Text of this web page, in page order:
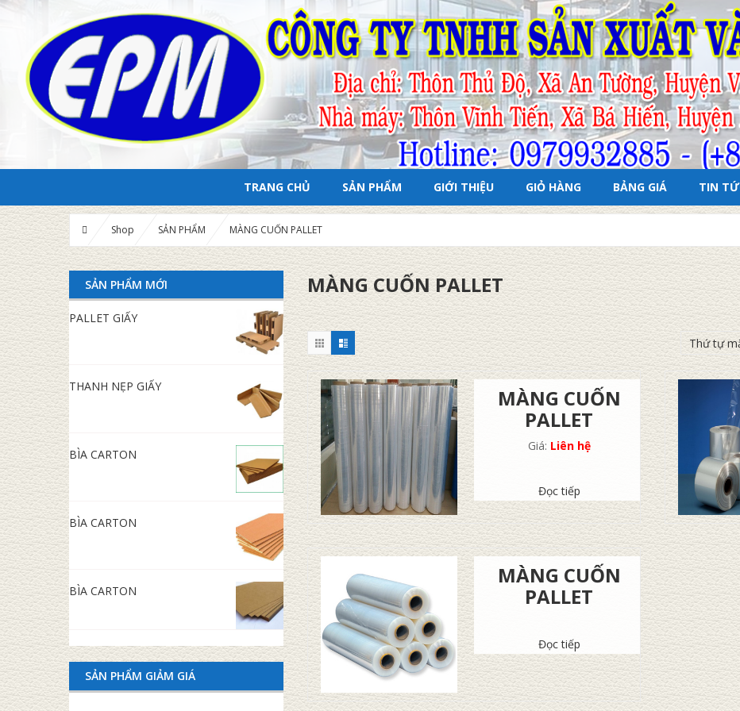
TRANG CHỦ SẢN PHẨM GIỚI THIỆU GIỎ HÀNG BẢNG GIÁ TIN
Shop SẢN PHẨM MÀNG CUỐN PALLET
SẢN PHẨM MỚI
PALLET GIẤY
THANH NẸP GIẤY
BÌA CARTON
BÌA CARTON
BÌA CARTON
SẢN PHẨM GIẢM GIÁ
MÀNG CUỐN PALLET
MÀNG CUỐN
PALLET
Giá: Liên hệ
Đọc tiếp
MÀNG CUỐN
PALLET
Đọc tiếp